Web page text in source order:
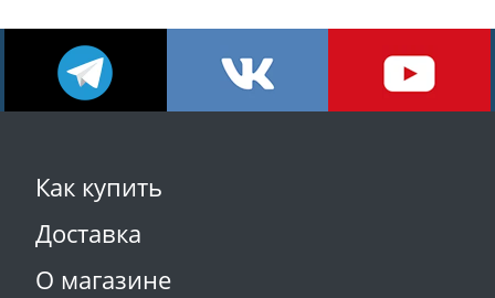
Как купить
Доставка
О магазине